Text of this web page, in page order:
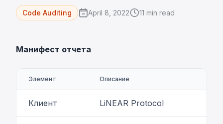
Code Auditing April 8, 2022 11 min read
Манифест отчета
Элемент Описание
Клиент LiNEAR Protocol